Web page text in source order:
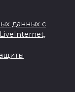
данных с